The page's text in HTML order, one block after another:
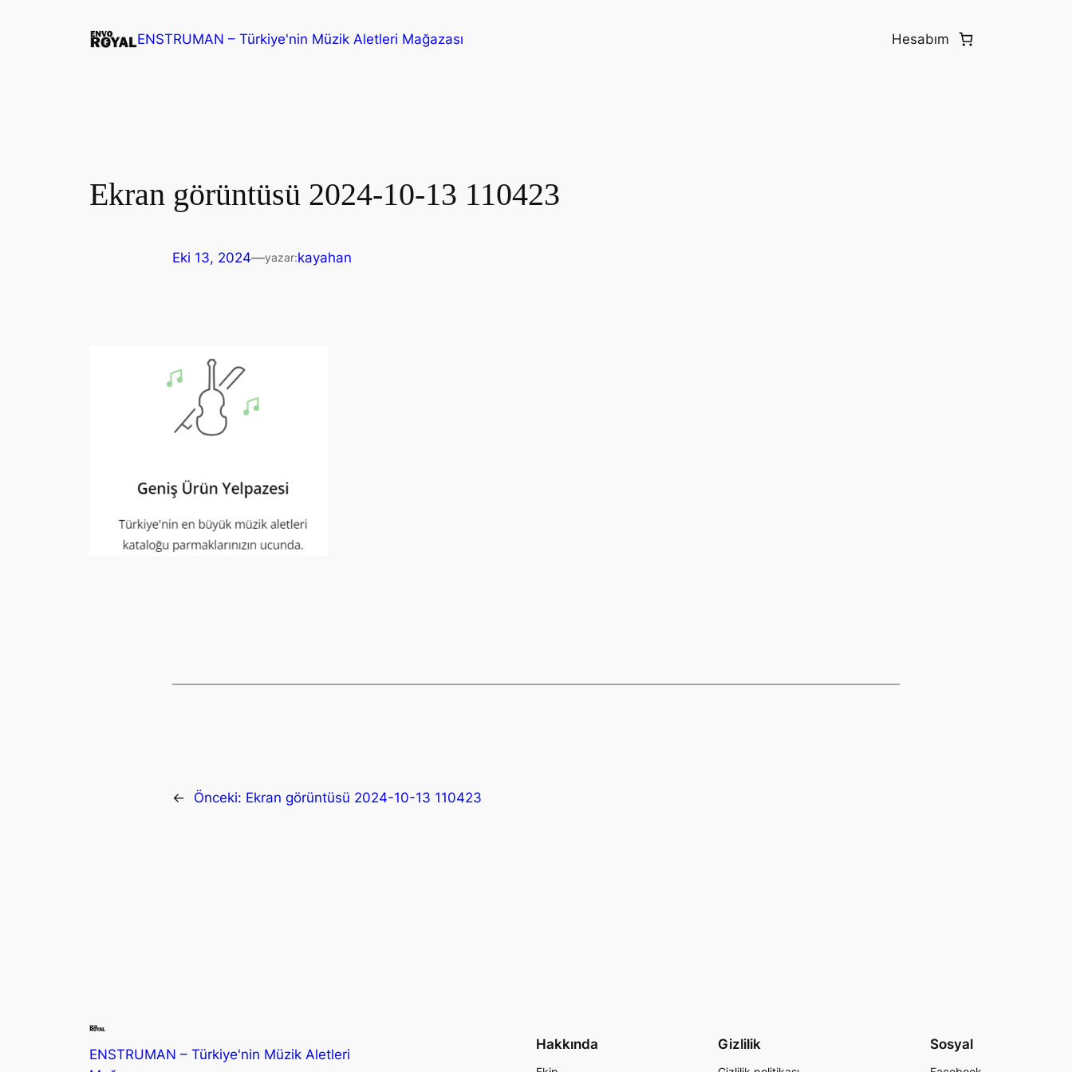
ENSTRUMAN – Türkiye'nin Müzik Aletleri Mağazası Hesabım
Ekran görüntüsü 2024-10-13 110423
Eki 13, 2024—yazar:kayahan
← Önceki: Ekran görüntüsü 2024-10-13 110423
ENSTRUMAN – Türkiye'nin Müzik Aletleri
Hakkında Gizlilik Sosyal